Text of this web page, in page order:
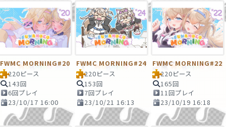
FWMC MORNING#20
220ピース
143回
6回プレイ
23/10/17 16:00
FWMC MORNING#24
220ピース
153回
7回プレイ
23/10/21 16:13
FWMC MORNING#22
220ピース
165回
11回プレイ
23/10/19 16:18